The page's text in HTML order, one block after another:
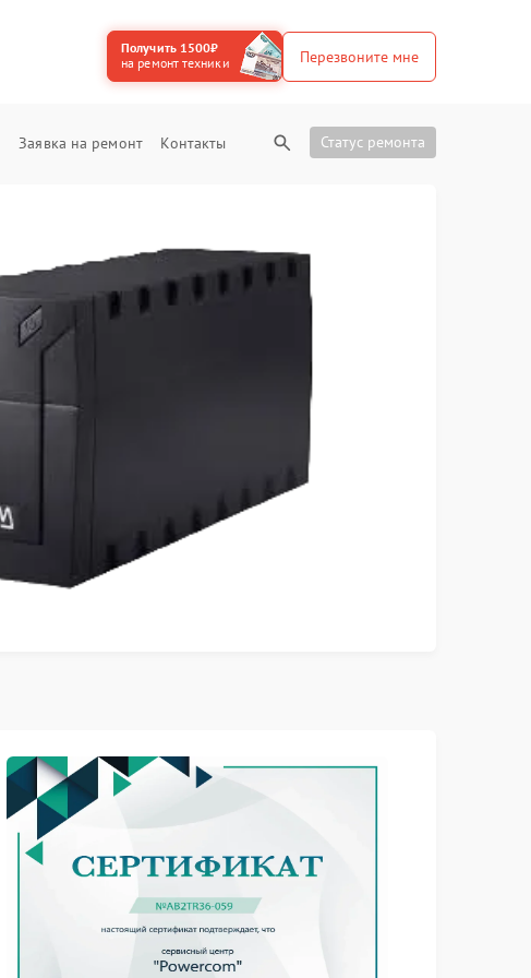
Получить 1500₽
на ремонт техники
Перезвоните мне
Заявка на ремонт Контакты Статус ремонта